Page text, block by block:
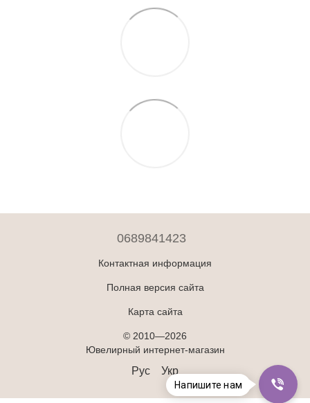
0689841423
Контактная информация
Полная версия сайта
Карта сайта
© 2010—2026
Ювелирный интернет-магазин
Рус Укр
Напишите нам